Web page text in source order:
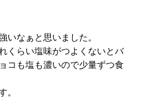
いなぁと思いました。
くらい塩味がつよくないとバ
コも塩も濃いので少量ずつ食
。